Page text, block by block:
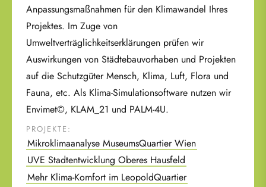
Anpassungsmaßnahmen für den Klimawandel Ihres
Projektes. Im Zuge von
Umweltverträglichkeitserklärungen prüfen wir
Auswirkungen von Städtebauvorhaben und Projekten
auf die Schutzgüter Mensch, Klima, Luft, Flora und
Fauna, etc. Als Klima-Simulationsoftware nutzen wir
Envimet©, KLAM_21 und PALM-4U.
PROJEKTE:
Mikroklimaanalyse MuseumsQuartier Wien
UVE Stadtentwicklung Oberes Hausfeld
Mehr Klima-Komfort im LeopoldQuartier